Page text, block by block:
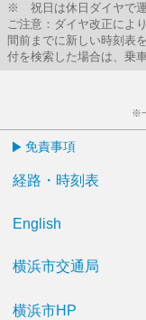
※ 祝日は休日ダイヤで運
ご注意：ダイヤ改正によ
間前までに新しい時刻表
付を検索した場合は、乗
※
免責事項
経路・時刻表
English
横浜市交通局
横浜市HP